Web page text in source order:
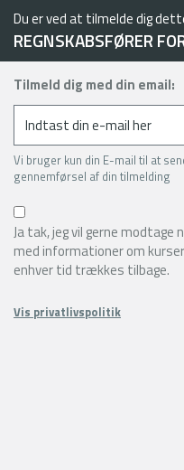
Du er ved at tilmelde dig
REGNSKABSFØRER
Tilmeld dig med din email:
Vi bruger kun din E-mail til at
gennemførsel af din tilmelding
Ja tak, jeg vil gerne modtage
med informationer om
enhver tid trækkes tilbage.
Vis privatlivspolitik